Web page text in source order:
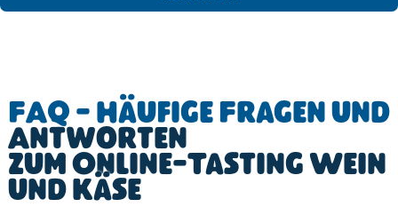
FAQ - Häufige Fragen und
Antworten
zum Online-Tasting Wein
und Käse